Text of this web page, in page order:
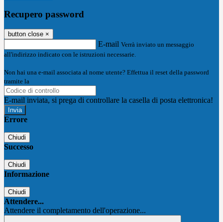
Recupero password
button close ×
E-mail Verrà inviato un messaggio
all'indirizzo indicato con le istruzioni necessarie.
Non hai una e-mail associata al nome utente? Effettua il reset della password
tramite la
E-mail inviata, si prega di controllare la casella di posta elettronica!
Errore
Chiudi
Successo
Chiudi
Informazione
Chiudi
Attendere...
Attendere il completamento dell'operazione...